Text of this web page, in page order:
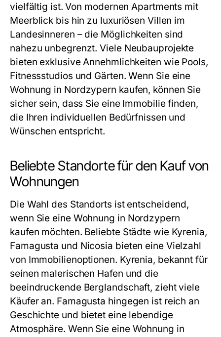
vielfältig ist. Von modernen Apartments mit
Meerblick bis hin zu luxuriösen Villen im
Landesinneren – die Möglichkeiten sind
nahezu unbegrenzt. Viele Neubauprojekte
bieten exklusive Annehmlichkeiten wie Pools,
Fitnessstudios und Gärten. Wenn Sie eine
Wohnung in Nordzypern kaufen, können Sie
sicher sein, dass Sie eine Immobilie finden,
die Ihren individuellen Bedürfnissen und
Wünschen entspricht.
Beliebte Standorte für den Kauf von
Wohnungen
Die Wahl des Standorts ist entscheidend,
wenn Sie eine Wohnung in Nordzypern
kaufen möchten. Beliebte Städte wie Kyrenia,
Famagusta und Nicosia bieten eine Vielzahl
von Immobilienoptionen. Kyrenia, bekannt für
seinen malerischen Hafen und die
beeindruckende Berglandschaft, zieht viele
Käufer an. Famagusta hingegen ist reich an
Geschichte und bietet eine lebendige
Atmosphäre. Wenn Sie eine Wohnung in